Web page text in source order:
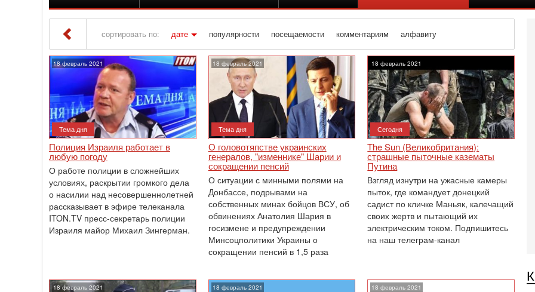
сортировать по: дате популярности посещаемости комментариям алфавиту
Iton TV» Материалы за 18.02.2021
18 февраль 2021
Тема дня
Полиция Израиля работает в
любую погоду
О работе полиции в сложнейших
условиях, раскрытии громкого дела
о насилии над несовершеннолетней
рассказывает в эфире телеканала
ITON.TV пресс-секретарь полиции
Израиля майор Михаил Зингерман.
18 февраль 2021
Тема дня
О головотяпстве украинских
генералов, "изменнике" Шарии и
сокращении пенсий
О ситуации с минными полями на
Донбассе, подрывами на
собственных минах бойцов ВСУ, об
обвинениях Анатолия Шария в
госизмене и предупреждении
Минсоцполитики Украины о
сокращении пенсий в 1,5 раза
18 февраль 2021
Сегодня
The Sun (Великобритания):
страшные пыточные казематы
Путина
Взгляд изнутри на ужасные камеры
пыток, где командует донецкий
садист по кличке Маньяк, калечащий
своих жертв и пытающий их
электрическим током. Подпишитесь
на наш телеграм-канал
18 февраль 2021 18 февраль 2021 18 февраль 2021